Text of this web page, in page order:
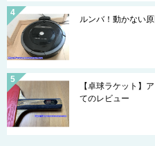
ルンバ！動かない
【卓球ラケット】
てのレビュー